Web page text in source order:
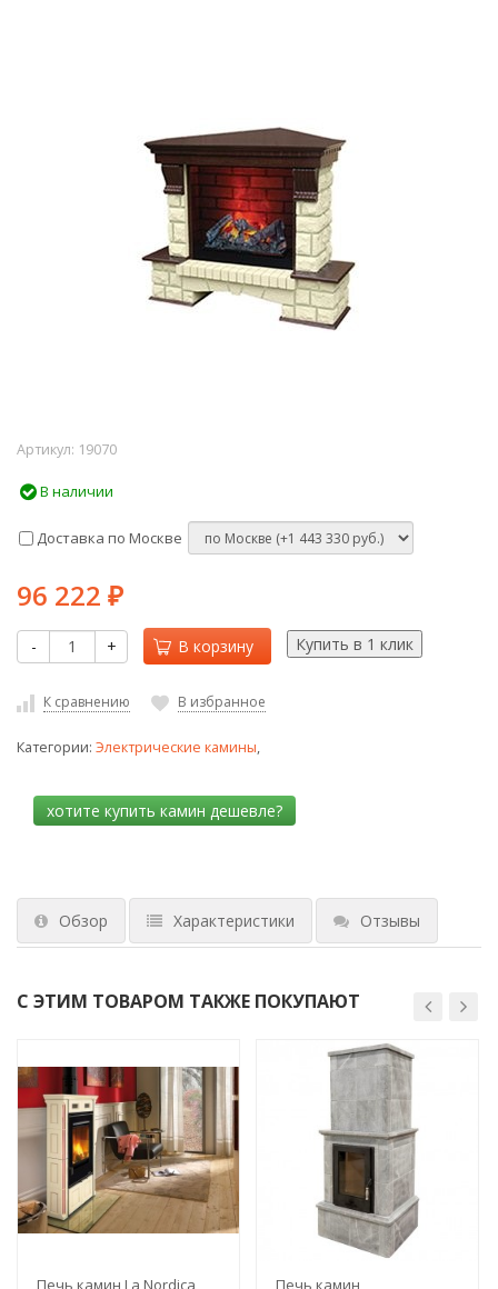
Артикул: 19070
В наличии
Доставка по Москве
96 222 ₽
- + В корзину
К сравнению В избранное
Категории: Электрические камины,
Обзор Характеристики Отзывы
С ЭТИМ ТОВАРОМ ТАКЖЕ ПОКУПАЮТ
Печь камин La Nordica Печь камин